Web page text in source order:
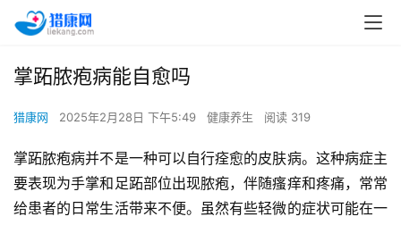
掌跖脓疱病能自愈吗
猎康网 2025年2月28日 下午5:49 健康养生 阅读 319
掌跖脓疱病并不是一种可以自行痊愈的皮肤病。这种病症主
要表现为手掌和足跖部位出现脓疱，伴随瘙痒和疼痛，常常
给患者的日常生活带来不便。虽然有些轻微的症状可能在一